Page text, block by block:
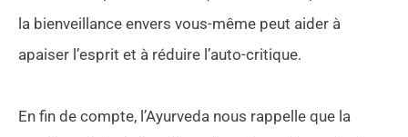
la bienveillance envers vous-même peut aider à
apaiser l’esprit et à réduire l’auto-critique.
En fin de compte, l’Ayurveda nous rappelle que la